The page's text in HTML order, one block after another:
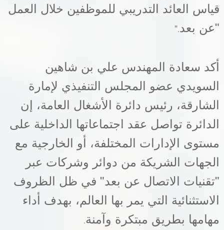
قياس العائد التدريبي للموظفين خلال العمل
"عن بعد".
أكد سعادة المهندس علي بن شاهين
السويدي عضو المجلس التنفيذي لإمارة
الشارقة، رئيس دائرة الأشغال العامة، إن
الدائرة تواصل عقد اجتماعاتها الداخلية على
مستوى الإدارات المختلفة، أو الخارجية مع
الجهات الشريكة من دوائر وشركات عبر
"تقنيات الاتصال عن بعد" في ظل الظروف
الاستثنائية التي يمر بها العالم، بهدف أداء
مهامها بطريق مبتكرة وآمنة.